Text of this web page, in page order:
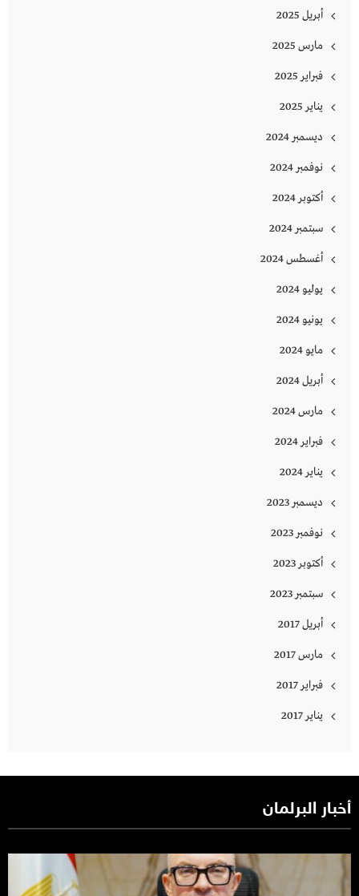
أبريل 2025
مارس 2025
فبراير 2025
يناير 2025
ديسمبر 2024
نوفمبر 2024
أكتوبر 2024
سبتمبر 2024
أغسطس 2024
يوليو 2024
يونيو 2024
مايو 2024
أبريل 2024
مارس 2024
فبراير 2024
يناير 2024
ديسمبر 2023
نوفمبر 2023
أكتوبر 2023
سبتمبر 2023
أبريل 2017
مارس 2017
فبراير 2017
يناير 2017
أخبار البرلمان